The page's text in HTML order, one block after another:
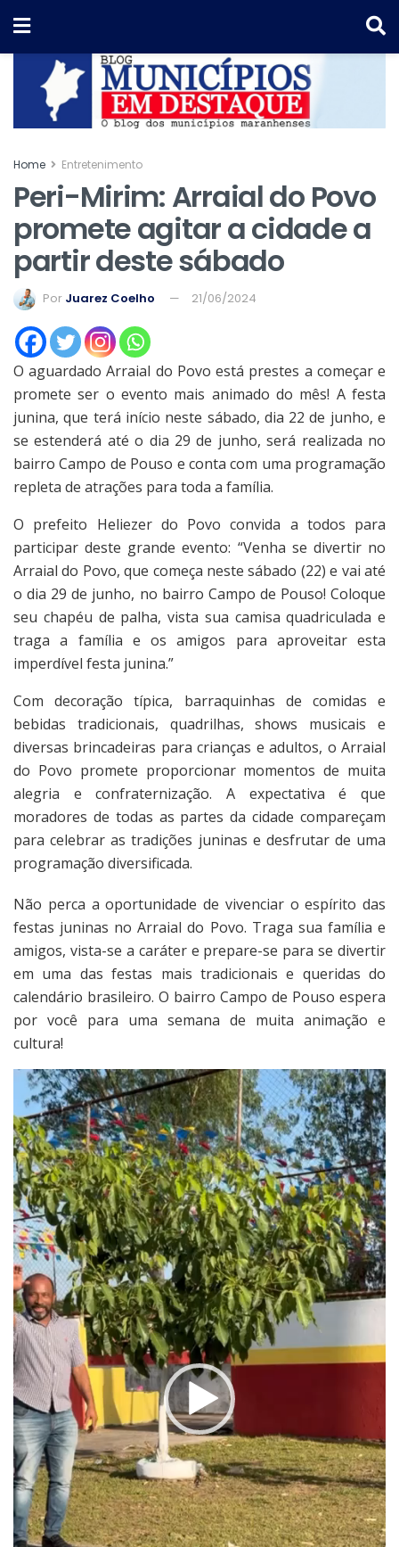
Home Entretenimento
Peri-Mirim: Arraial do Povo
promete agitar a cidade a
partir deste sábado
Por Juarez Coelho 21/06/2024
O aguardado Arraial do Povo está prestes a começar e
promete ser o evento mais animado do mês! A festa
junina, que terá início neste sábado, dia 22 de junho, e
se estenderá até o dia 29 de junho, será realizada no
bairro Campo de Pouso e conta com uma programação
repleta de atrações para toda a família.
O prefeito Heliezer do Povo convida a todos para
participar deste grande evento: “Venha se divertir no
Arraial do Povo, que começa neste sábado (22) e vai até
o dia 29 de junho, no bairro Campo de Pouso! Coloque
seu chapéu de palha, vista sua camisa quadriculada e
traga a família e os amigos para aproveitar esta
imperdível festa junina.”
Com decoração típica, barraquinhas de comidas e
bebidas tradicionais, quadrilhas, shows musicais e
diversas brincadeiras para crianças e adultos, o Arraial
do Povo promete proporcionar momentos de muita
alegria e confraternização. A expectativa é que
moradores de todas as partes da cidade compareçam
para celebrar as tradições juninas e desfrutar de uma
programação diversificada.
Não perca a oportunidade de vivenciar o espírito das
festas juninas no Arraial do Povo. Traga sua família e
amigos, vista-se a caráter e prepare-se para se divertir
em uma das festas mais tradicionais e queridas do
calendário brasileiro. O bairro Campo de Pouso espera
por você para uma semana de muita animação e
cultura!
Tocador
de
vídeo